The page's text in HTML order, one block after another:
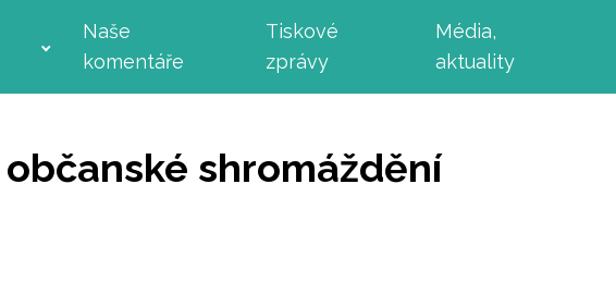
Naše
komentáře
Tiskové
zprávy
Média,
aktuality
shromáždění